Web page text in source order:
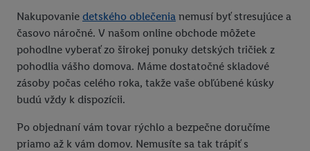
Nakupovanie detského oblečenia nemusí byť stresujúce a
časovo náročné. V našom online obchode môžete
pohodlne vyberať zo širokej ponuky detských tričiek z
pohodlia vášho domova. Máme dostatočné skladové
zásoby počas celého roka, takže vaše obľúbené kúsky
budú vždy k dispozícii.
Po objednaní vám tovar rýchlo a bezpečne doručíme
priamo až k vám domov. Nemusíte sa tak trápiť s